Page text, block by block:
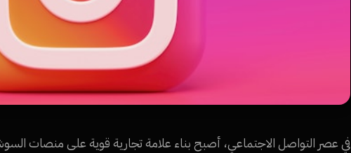
في عصر التواصل الاجتماعي، أصبح بناء علامة تجارية قوية على منصات